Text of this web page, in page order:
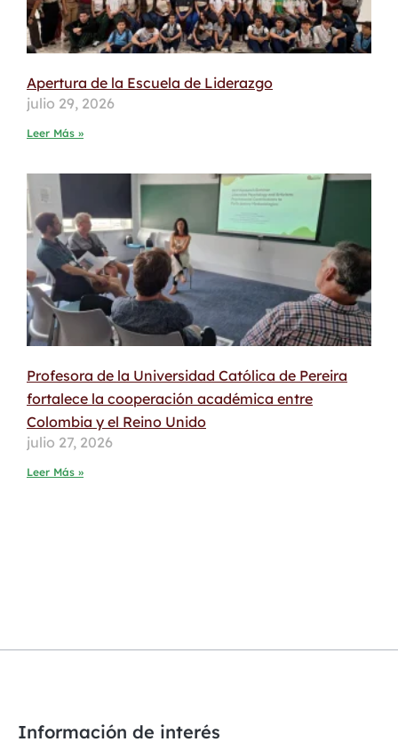
Apertura de la Escuela de Liderazgo
julio 29, 2026
Leer Más »
Profesora de la Universidad Católica de Pereira
fortalece la cooperación académica entre
Colombia y el Reino Unido
julio 27, 2026
Leer Más »
Información de interés